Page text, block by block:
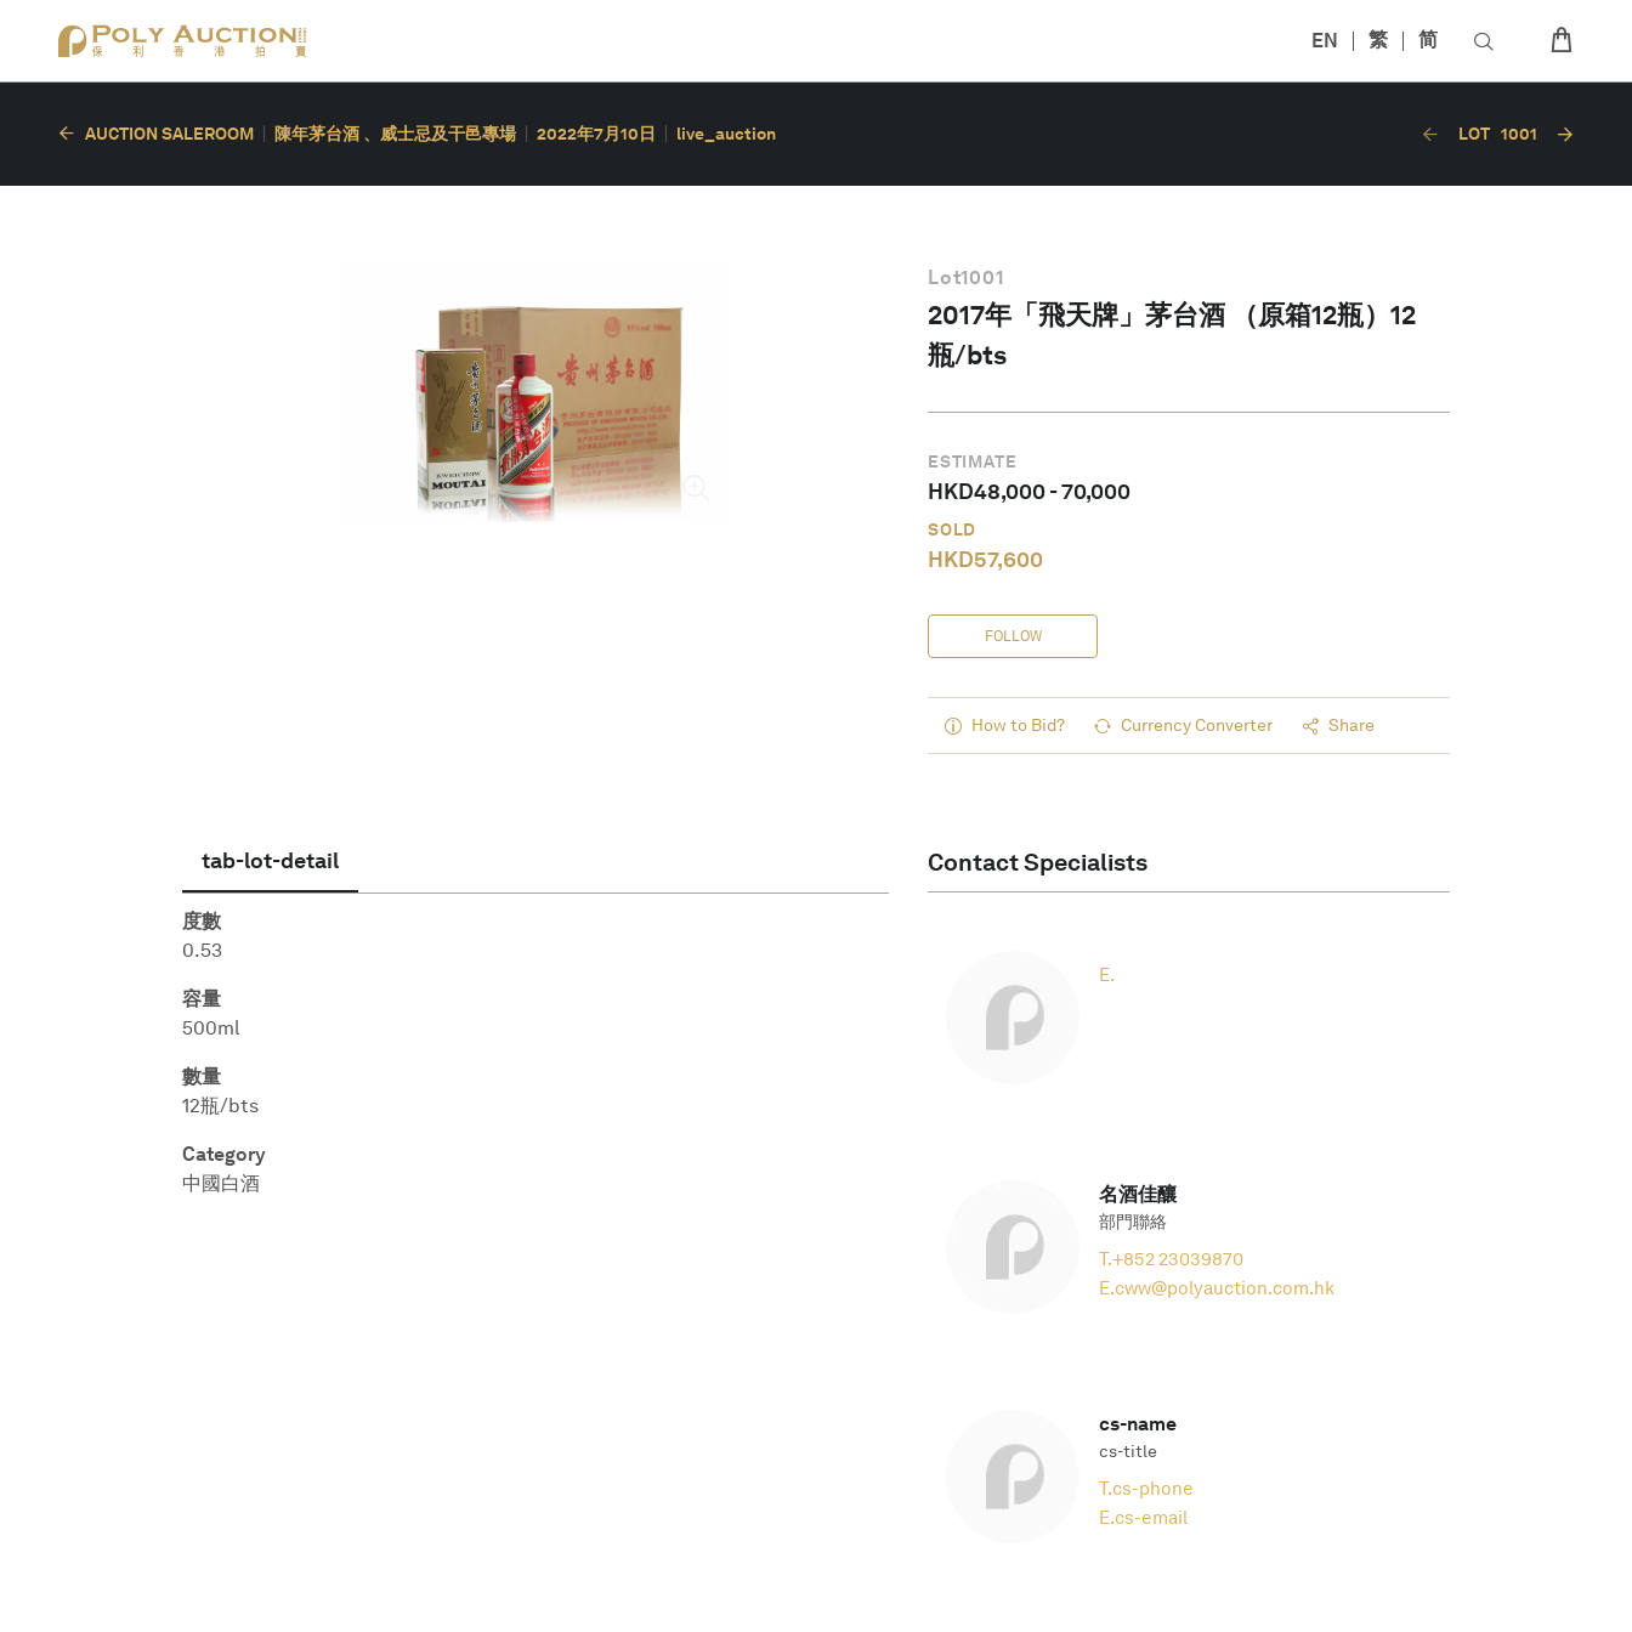
EN 繁 简
AUCTION SALEROOM 陳年茅台酒 、威士忌及干邑專場 2022年7月10日 live_auction LOT 1001
Lot1001
2017年「飛天牌」茅台酒 （原箱12瓶）12
瓶/bts
ESTIMATE
HKD48,000-70,000
SOLD
HKD57,600
FOLLOW
How to Bid? Currency Converter Share
tab-lot-detail
度數
0.53
容量
500ml
數量
12瓶/bts
Category
中國白酒
Contact Specialists
E.
名酒佳釀
部門聯絡
T.+852 23039870
E.cww@polyauction.com.hk
cs-name
cs-title
T.cs-phone
E.cs-email